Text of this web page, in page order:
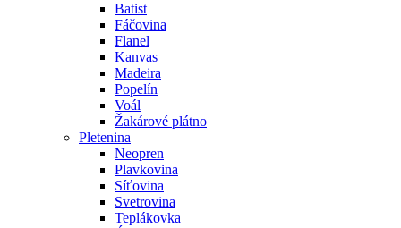
Batist
Fáčovina
Flanel
Kanvas
Madeira
Popelín
Voál
Žakárové plátno
Pletenina
Neopren
Plavkovina
Síťovina
Svetrovina
Teplákovka